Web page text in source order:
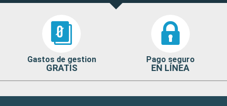
Gastos de gestion
GRATIS
Pago seguro
EN LÍNEA